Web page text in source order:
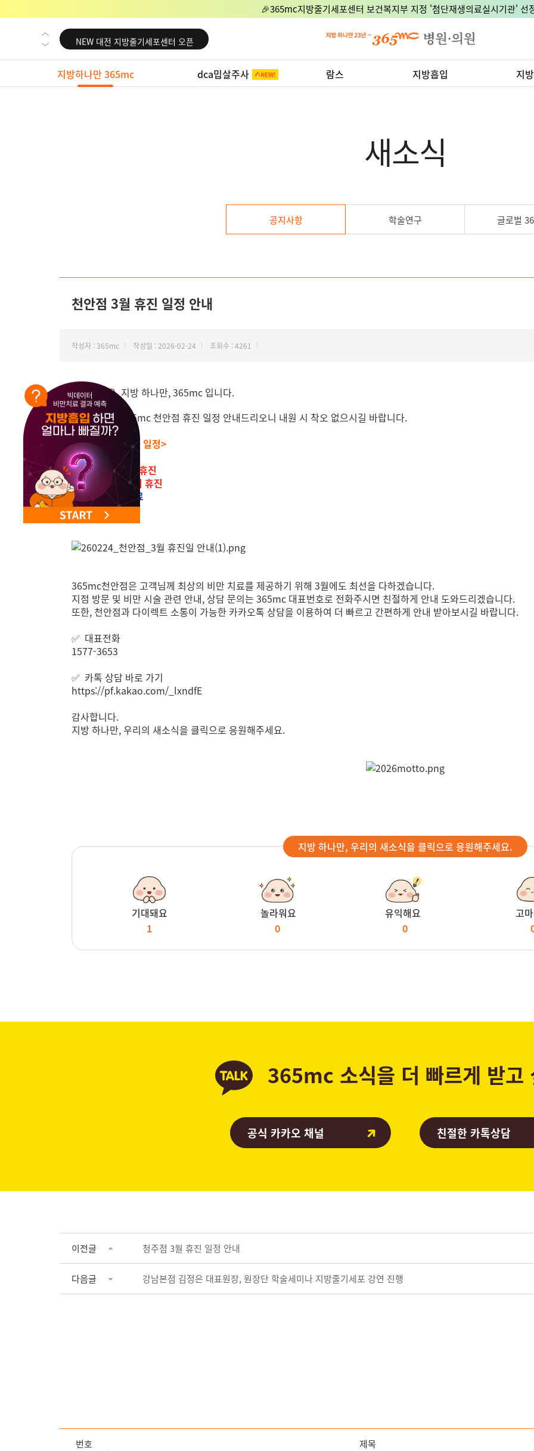
🎉365mc지방줄기세포센터 보건복지부 지정 '첨단재생의료실시기관' 선
NEW 교대 지방줄기세포센터 오픈
NEW 대전 지방줄기세포센터 오픈
NEW 노원 지방줄기세포센터 오픈
NEW 미국 LA점 오픈
지방하나만 365mc dca밉살주사 람스 지방흡입 지
새소식
공지사항 학술연구 글로벌
천안점 3월 휴진 일정 안내
작성자 : 365mc 작성일 : 2026-02-24 조회수 : 4261
안녕하세요. 지방 하나만, 365mc 입니다.
2026년 3월 365mc 천안점 휴진 일정 안내드리오니 내원 시 착오 없으시길 바랍니다.
<천안점 3월 휴진 일정>
-2일 대체공휴일 휴진
-매주 목요일 정기 휴진
-5일(목) 정상진료
365mc천안점은 고객님께 최상의 비만 치료를 제공하기 위해 3월에도 최선을 다하겠습니다.
지점 방문 및 비만 시술 관련 안내, 상담 문의는 365mc 대표번호로 전화주시면 친절하게 안내 도와드리겠습니다.
또한, 천안점과 다이렉트 소통이 가능한 카카오톡 상담을 이용하여 더 빠르고 간편하게 안내 받아보시길 바랍니다.
✅ 대표전화
1577-3653
✅ 카톡 상담 바로 가기
https://pf.kakao.com/_lxndfE
감사합니다.
지방 하나만, 우리의 새소식을 클릭으로 응원해주세요.
지방 하나만, 우리의 새소식을 클릭으로 응원해주세요.
기대돼요
1
놀라워요
0
유익해요
0
고
365mc 소식을 더 빠르게 받고
공식 카카오 채널 친절한 카톡상담
이전글 청주점 3월 휴진 일정 안내
다음글 강남본점 김정은 대표원장, 원장단 학술세미나 지방줄기세포 강연 진행
번호 제목